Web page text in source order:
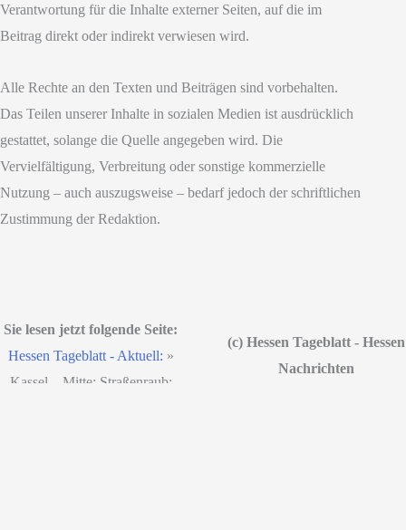
Verantwortung für die Inhalte externer Seiten, auf die im
Beitrag direkt oder indirekt verwiesen wird.
Alle Rechte an den Texten und Beiträgen sind vorbehalten.
Das Teilen unserer Inhalte in sozialen Medien ist ausdrücklich
gestattet, solange die Quelle angegeben wird. Die
Vervielfältigung, Verbreitung oder sonstige kommerzielle
Nutzung – auch auszugsweise – bedarf jedoch der schriftlichen
Zustimmung der Redaktion.
Sie lesen jetzt folgende Seite:
Hessen Tageblatt - Aktuell: »
Kassel – Mitte: Straßenraub:
(c) Hessen Tageblatt - Hessen
Nachrichten